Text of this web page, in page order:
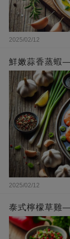
2025/02/12
鮮嫩蒜香蒸蝦
2025/02/12
泰式檸檬草雞